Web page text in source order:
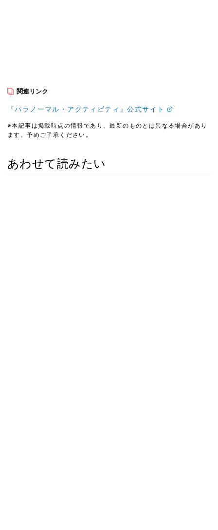
関連リンク
『パラノーマル・アクティビティ』公式サイト
※本記事は掲載時点の情報であり、最新のものとは異なる場合があり
ます。予めご了承ください。
あわせて読みたい